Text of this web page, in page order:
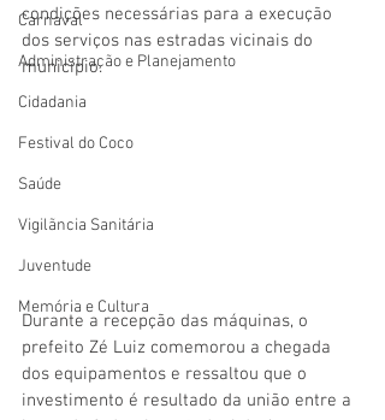
Carnaval
Administração e Planejamento
Cidadania
Festival do Coco
Saúde
Vigilãncia Sanitária
Juventude
Memória e Cultura
condições necessárias para a execução
dos serviços nas estradas vicinais do
município.
Durante a recepção das máquinas, o
prefeito Zé Luiz comemorou a chegada
dos equipamentos e ressaltou que o
investimento é resultado da união entre a